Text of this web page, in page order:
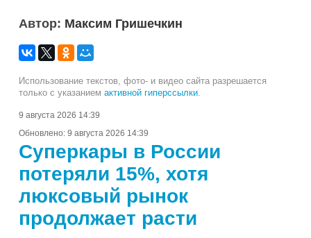
Автор: Максим Гришечкин
Использование текстов, фото- и видео сайта разрешается
только с указанием активной гиперссылки.
9 августа 2026 14:39
Обновлено: 9 августа 2026 14:39
Суперкары в России
потеряли 15%, хотя
люксовый рынок
продолжает расти